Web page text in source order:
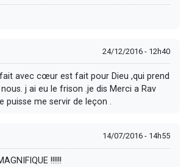
24/12/2016 - 12h40
avec cœur est fait pour Dieu ,qui prend
j ai eu le frison .je dis Merci a Rav
puisse me servir de leçon .
14/07/2016 - 14h55
!!!!!!